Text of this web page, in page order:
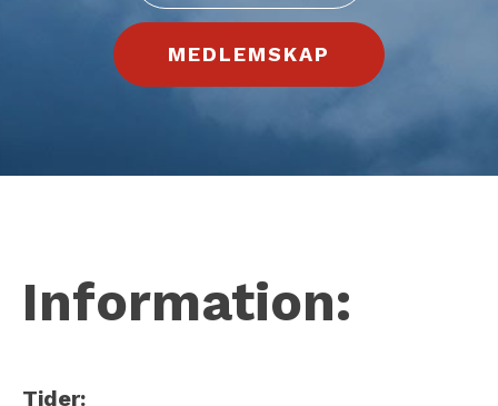
MEDLEMSKAP
Information:
Tider: